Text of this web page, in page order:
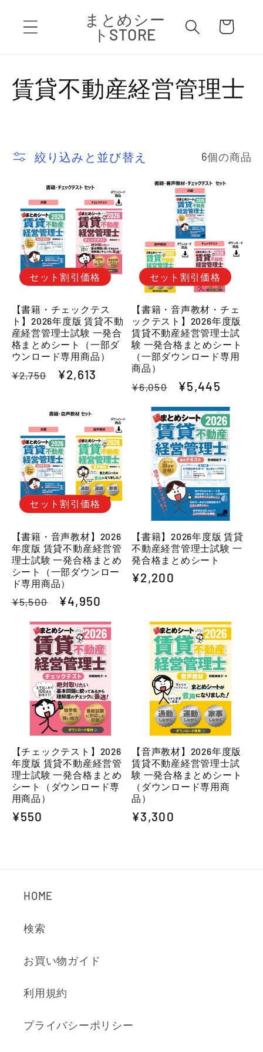
ンツに
進む
まとめシー
トSTORE
ー
コ
ク
ョ
ン
賃貸不動産経営管理士
絞り込みと並び替え 6個の商品
セット割引価格
【書籍・チェックテス
ト】2026年度版 賃貸不動
産経営管理士試験 一発合
格まとめシート（一部ダ
ウンロード専用商品）
通
¥2,750
セ
価
格
¥2,613
セット割引価格
【書籍・音声教材・チェ
ックテスト】2026年度版
賃貸不動産経営管理士試
験 一発合格まとめシート
（一部ダウンロード専用
商品）
通
¥6,050
セ
ル
価
格
¥5,445
セット割引価格
【書籍・音声教材】2026
年度版 賃貸不動産経営管
理士試験 一発合格まとめ
シート（一部ダウンロー
ド専用商品）
通
¥5,500
セ
ル
価
格
¥4,950
【書籍】2026年度版 賃貸
不動産経営管理士試験 一
発合格まとめシート
通
¥2,200
【チェックテスト】2026
年度版 賃貸不動産経営管
理士試験 一発合格まとめ
シート（ダウンロード専
用商品）
通
¥550
【音声教材】2026年度版
賃貸不動産経営管理士試
験 一発合格まとめシート
（ダウンロード専用商
品）
通
¥3,300
HOME
検索
お買い物ガイド
利用規約
プライバシーポリシー